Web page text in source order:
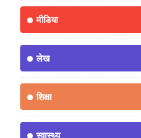
मीडिया
लेख
शिक्षा
स्वास्थ्य